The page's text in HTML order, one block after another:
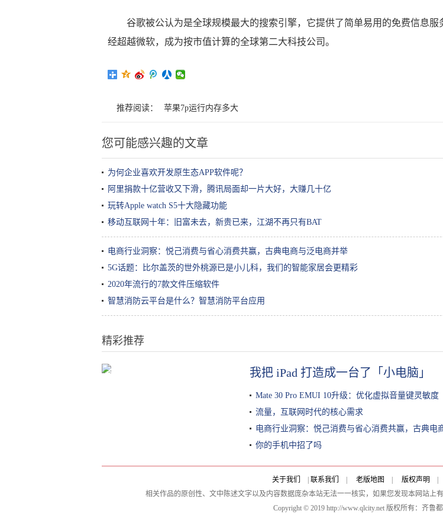
谷歌被公认为是全球规模最大的搜索引擎，它提供了简单易用的免费信息服
经超越微软，成为按市值计算的全球第二大科技公司。
推荐阅读： 苹果7p运行内存多大
您可能感兴趣的文章
为何企业喜欢开发原生态APP软件呢？
阿里捐款十亿营收又下滑，腾讯局面却一片大好，大赚几十亿
玩转Apple watch S5十大隐藏功能
移动互联网十年：旧富未去，新贵已来，江湖不再只有BAT
电商行业洞察：悦己消费与省心消费共赢，古典电商与泛电商并举
5G话题：比尔盖茨的世外桃源已是小儿科，我们的智能家居会更精彩
2020年流行的7款文件压缩软件
智慧消防云平台是什么？智慧消防平台应用
精彩推荐
赖人必备！小米有品众筹电动磨甲
我把 iPad 打造成一台了「小电脑」
Mate 30 Pro EMUI 10升级：优化虚拟音量键灵敏度
流量，互联网时代的核心需求
电商行业洞察：悦己消费与省心消费共赢，古典电
你的手机中招了吗
关于我们 联系我们 老版地图 版权声明
相关作品的原创性、文中陈述文字以及内容数据庞杂本站无法一一核实，如果您发现本网站上
Copyright © 2019 http://www.qlcity.net 版权所有：齐鲁